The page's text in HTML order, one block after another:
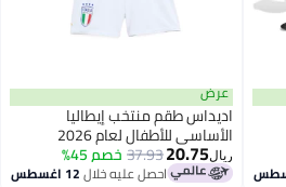
عرض
اديداس طقم منتخب إيطاليا
الأساسي للأطفال لعام 2026
ريال20.75
37.93خصم 45%
احصل عليه خلال12 اغسطس